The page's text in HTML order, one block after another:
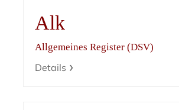
Alk
Allgemeines Register (DSV)
Details